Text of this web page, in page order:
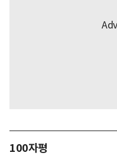
100자평